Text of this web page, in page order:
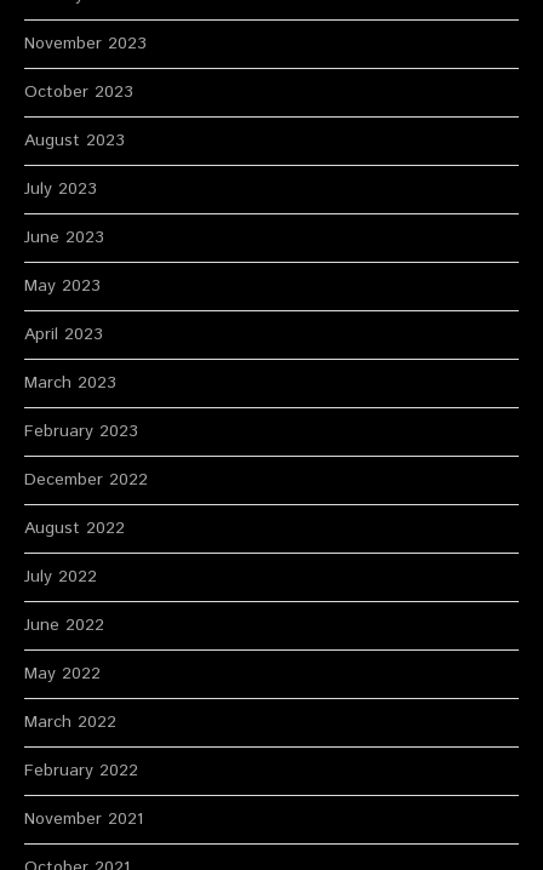
November 2023
October 2023
August 2023
July 2023
June 2023
May 2023
April 2023
March 2023
February 2023
December 2022
August 2022
July 2022
June 2022
May 2022
March 2022
February 2022
November 2021